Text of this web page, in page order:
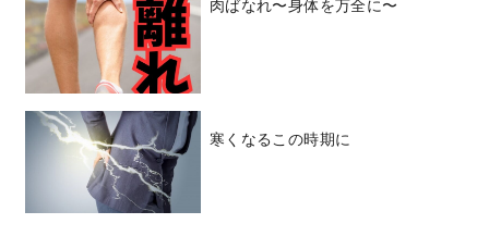
肉ばなれ〜身体を万全に〜
寒くなるこの時期に